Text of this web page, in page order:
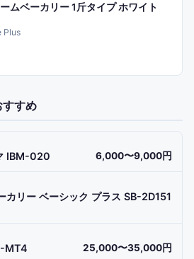
ムベーカリー 1斤タイプ ホワイト
Plus
すめ
IBM-020 6,000〜9,000円
カリー ベーシック プラス SB-2D151
MT4 25,000〜35,000円